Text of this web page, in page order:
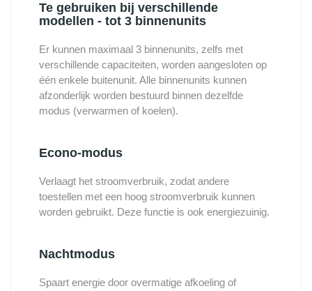
Te gebruiken bij verschillende
modellen - tot 3 binnenunits
Er kunnen maximaal 3 binnenunits, zelfs met
verschillende capaciteiten, worden aangesloten op
één enkele buitenunit. Alle binnenunits kunnen
afzonderlijk worden bestuurd binnen dezelfde
modus (verwarmen of koelen).
Econo-modus
Verlaagt het stroomverbruik, zodat andere
toestellen met een hoog stroomverbruik kunnen
worden gebruikt. Deze functie is ook energiezuinig.
Nachtmodus
Spaart energie door overmatige afkoeling of